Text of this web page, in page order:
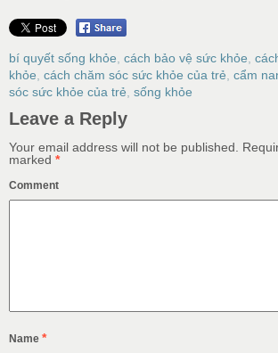
bí quyết sống khỏe cách bảo vệ sức khỏe
khỏe cách chăm sóc sức khỏe của trẻ cẩm
sóc sức khỏe của trẻ sống khỏe
Leave a Reply
Your email address will not be published.
marked *
Comment
Name *